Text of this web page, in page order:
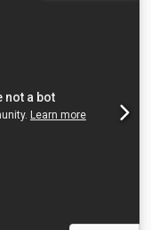
35000 mm/min
ca. t
een
spil met
een groot